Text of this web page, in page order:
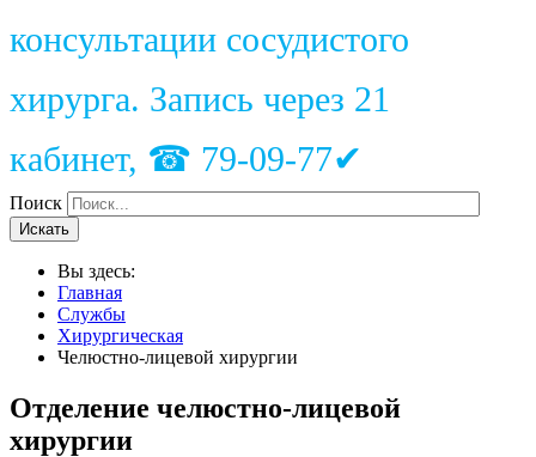
консультации сосудистого
хирурга. Запись через 21
кабинет, ☎ 79-09-77✔
Поиск
Искать
Вы здесь:
Главная
Службы
Хирургическая
Челюстно-лицевой хирургии
Отделение челюстно-лицевой
хирургии